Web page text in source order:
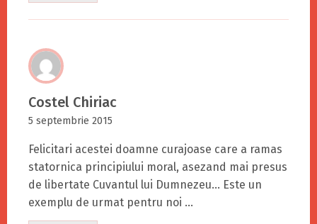
Costel Chiriac
5 septembrie 2015
Felicitari acestei doamne curajoase care a ramas
statornica principiului moral, asezand mai presus
de libertate Cuvantul lui Dumnezeu… Este un
exemplu de urmat pentru noi …